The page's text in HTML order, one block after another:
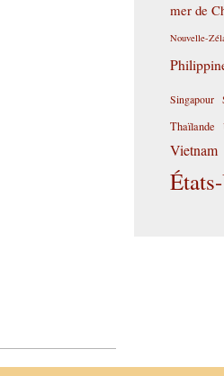
mer de
Nouvelle-
Singapour
Thaïlande
Vietnam